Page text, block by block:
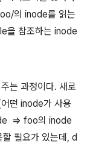
의 inode를 읽는
을 참조하는 inode
는 과정이다. 새로
떤 inode가 사용
=> foo의 inode
필요가 있는데, d